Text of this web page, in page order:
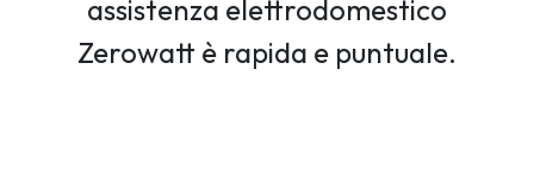
assistenza elettrodomestico
Zerowatt è rapida e puntuale.